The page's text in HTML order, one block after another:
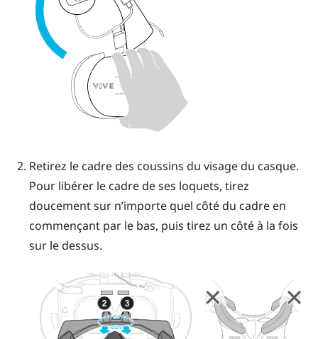
Retirez le cadre des coussins du visage du casque.
Pour libérer le cadre de ses loquets, tirez
doucement sur n’importe quel côté du cadre en
commençant par le bas, puis tirez un côté à la fois
sur le dessus.